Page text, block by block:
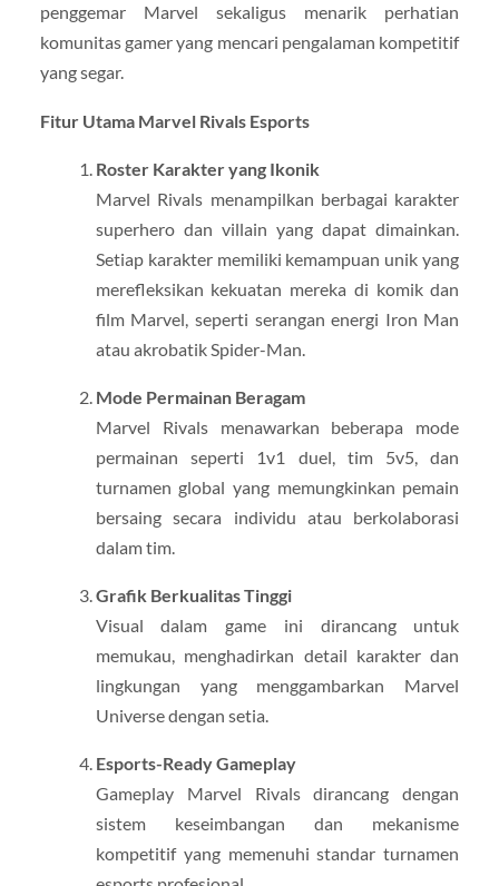
penggemar Marvel sekaligus menarik perhatian
komunitas gamer yang mencari pengalaman kompetitif
yang segar.
Fitur Utama Marvel Rivals Esports
Roster Karakter yang Ikonik
Marvel Rivals menampilkan berbagai karakter
superhero dan villain yang dapat dimainkan.
Setiap karakter memiliki kemampuan unik yang
merefleksikan kekuatan mereka di komik dan
film Marvel, seperti serangan energi Iron Man
atau akrobatik Spider-Man.
Mode Permainan Beragam
Marvel Rivals menawarkan beberapa mode
permainan seperti 1v1 duel, tim 5v5, dan
turnamen global yang memungkinkan pemain
bersaing secara individu atau berkolaborasi
dalam tim.
Grafik Berkualitas Tinggi
Visual dalam game ini dirancang untuk
memukau, menghadirkan detail karakter dan
lingkungan yang menggambarkan Marvel
Universe dengan setia.
Esports-Ready Gameplay
Gameplay Marvel Rivals dirancang dengan
sistem keseimbangan dan mekanisme
kompetitif yang memenuhi standar turnamen